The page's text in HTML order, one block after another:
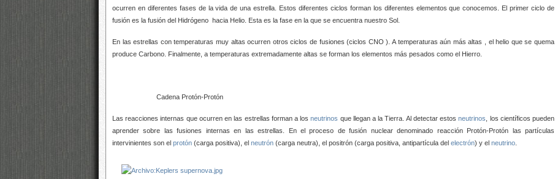
ocurren en diferentes fases de la vida de una estrella. Estos diferentes ciclos forman los diferentes elementos que conocemos. El primer ciclo de
fusión es la fusión del Hidrógeno hacia Helio. Esta es la fase en la que se encuentra nuestro Sol.
En las estrellas con temperaturas muy altas ocurren otros ciclos de fusiones (ciclos CNO ). A temperaturas aún más altas , el helio que se quema
produce Carbono. Finalmente, a temperaturas extremadamente altas se forman los elementos más pesados como el Hierro.
Cadena Protón-Protón
Las reacciones internas que ocurren en las estrellas forman a losneutrinos que llegan a la Tierra. Al detectar estosneutrinos
, los científicos pueden
aprender sobre las fusiones internas en las estrellas. En el proceso de fusión nuclear denominado reacción Protón-Protón las partículas
intervinientes son el protón (carga positiva), el neutrón (carga neutra), el positrón (carga positiva, antipartícula del electrón) y el neutrino